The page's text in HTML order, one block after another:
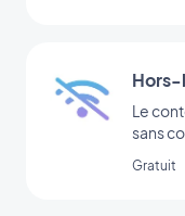
Le
sans
Gratuit